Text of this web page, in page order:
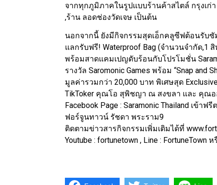
จากทุกภูมิภาคในรูปแบบร้านค้าสไตล์ กรุงเก่
,ร้าน ลอดช่องวัดเจษ เป็นต้น
นอกจากนี้ ยังมีกิจกรรมสุดเอ็กคลูซีฟต้อนรับซั
แลกรับฟรี! Waterproof Bag (จำนวนจำกัด
พร้อมสาดแคมเปญดับร้อนกับโปรโมชั่น
รางวัล Saromonic Games พร้อม “Snap and
มูลค่ารวมกว่า 20,000 บาท พิเศษสุด
TikToker คุณโอ สุพิชญา ณ สงขลา และ คุณอ
Facebook Page : Saramonic Thailand เข้
ฟอร์จูนทาวน์ รัชดา พระราม9
ติดตามข่าวสารกิจกรรมเพิ่มเติมได้ที่
Youtube : fortunetown , Line : FortuneTown